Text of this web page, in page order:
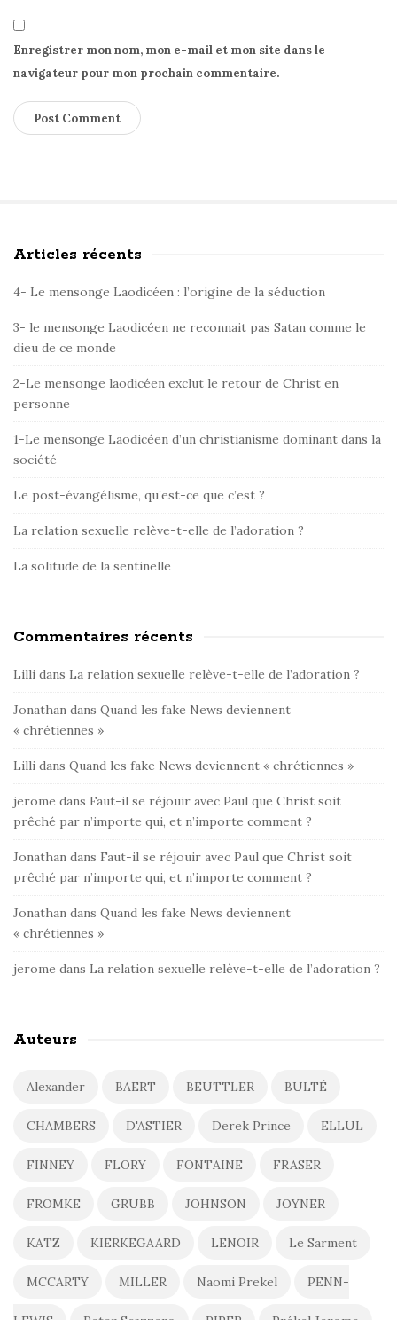
Enregistrer mon nom, mon e-mail et mon site dans le
navigateur pour mon prochain commentaire.
S
e
S
b
a
r
Articles récents
4- Le mensonge Laodicéen : l’origine de la séduction
3- le mensonge Laodicéen ne reconnait pas Satan comme le
dieu de ce monde
2-Le mensonge laodicéen exclut le retour de Christ en
personne
1-Le mensonge Laodicéen d’un christianisme dominant dans la
société
Le post-évangélisme, qu’est-ce que c’est ?
La relation sexuelle relève-t-elle de l’adoration ?
La solitude de la sentinelle
Commentaires récents
Lilli dans La relation sexuelle relève-t-elle de l’adoration ?
Jonathan dans Quand les fake News deviennent
« chrétiennes »
Lilli dans Quand les fake News deviennent « chrétiennes »
jerome dans Faut-il se réjouir avec Paul que Christ soit
prêché par n’importe qui, et n’importe comment ?
Jonathan dans Faut-il se réjouir avec Paul que Christ soit
prêché par n’importe qui, et n’importe comment ?
Jonathan dans Quand les fake News deviennent
« chrétiennes »
jerome dans La relation sexuelle relève-t-elle de l’adoration ?
Auteurs
Alexander BAERT BEUTTLER BULTÉ
CHAMBERS D'ASTIER Derek Prince ELLUL
FINNEY FLORY FONTAINE FRASER
FROMKE GRUBB JOHNSON JOYNER
KATZ KIERKEGAARD LENOIR Le Sarment
MCCARTY MILLER Naomi Prekel PENN-